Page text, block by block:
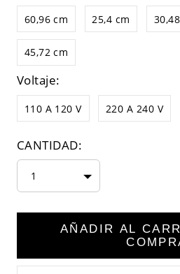
60,96 cm 25,4 cm
45,72 cm
Voltaje:
110 A 120 V 220 A 240 V
CANTIDAD:
1
AÑADIR AL